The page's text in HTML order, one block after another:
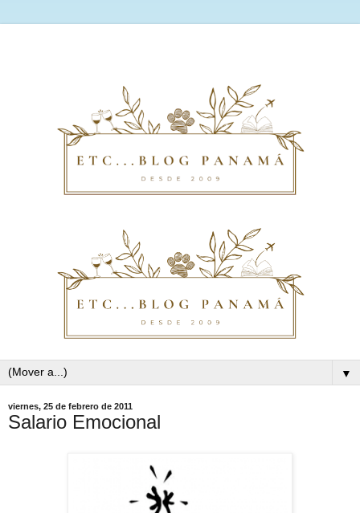
▼
viernes, 25 de febrero de 2011
Salario Emocional